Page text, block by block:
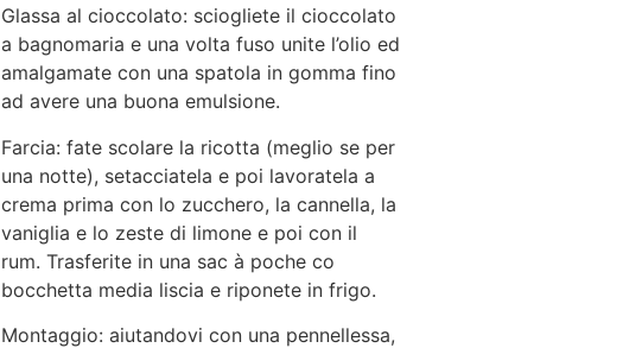
Glassa al cioccolato: sciogliete il cioccolato
a bagnomaria e una volta fuso unite l’olio ed
amalgamate con una spatola in gomma fino
ad avere una buona emulsione.
Farcia: fate scolare la ricotta (meglio se per
una notte), setacciatela e poi lavoratela a
crema prima con lo zucchero, la cannella, la
vaniglia e lo zeste di limone e poi con il
rum. Trasferite in una sac à poche co
bocchetta media liscia e riponete in frigo.
Montaggio: aiutandovi con una pennellessa,